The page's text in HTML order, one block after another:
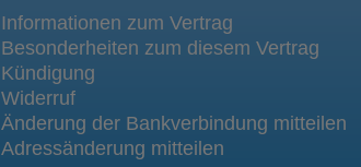
Informationen zum Vertrag
Besonderheiten zum diesem Vertrag
Kündigung
Widerruf
Änderung der Bankverbindung mitteilen
Adressänderung mitteilen